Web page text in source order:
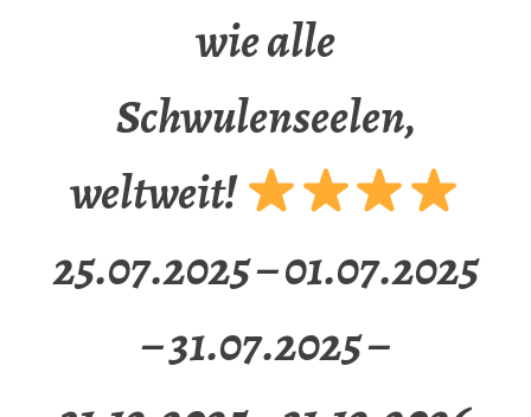
wie alle
Schwulenseelen,
weltweit!
25.07.2025 – 01.07.2025
– 31.07.2025 –